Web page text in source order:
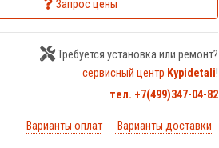
Запрос цены
Требуется установка или ремонт?
сервисный центр Kypidetali!
тел. +7(499)347-04-82
Варианты оплат Варианты доставки